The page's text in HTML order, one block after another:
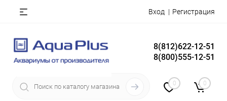
Вход Регистрация
8(812)622-12-51
8(800)555-12-51
0 0